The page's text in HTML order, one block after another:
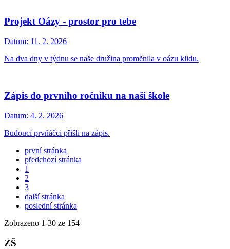
Projekt Oázy - prostor pro tebe
Datum: 11. 2. 2026
Na dva dny v týdnu se naše družina proměnila v oázu klidu.
Zápis do prvního ročníku na naší škole
Datum: 4. 2. 2026
Budoucí prvňáčci přišli na zápis.
první stránka
předchozí stránka
1
2
3
další stránka
poslední stránka
Zobrazeno 1-30 ze 154
ZŠ